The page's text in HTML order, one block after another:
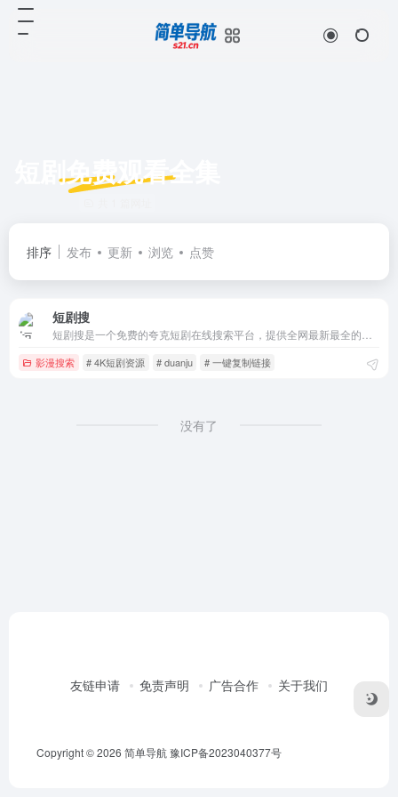
短剧免费观看全集
排序 发布 更新 浏览 点赞
短剧搜
影漫搜索 # 4K短剧资源 # duanju # 一键复制链接
没有了
友链申请 免责声明 广告合作 关于我们
Copyright © 2026 简单导航豫ICP备2023040377号